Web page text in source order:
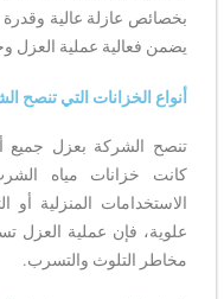
بخصائص عازلة عالية وقدرة
يضمن فعالية عملية العزل
أنواع الخزانات التي تنصح
تنصح الشركة بعزل جميع
كانت خزانات مياه
الاستخدامات المنزلية أو
علوية، فإن عملية العزل
مخاطر التلوث والتسرب.